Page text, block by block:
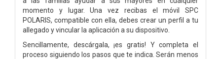
momento y lugar. Una vez recibas el móvil SPC
POLARIS, compatible con ella, debes crear un perfil a tu
allegado y vincular la aplicación a su dispositivo.
Sencillamente, descárgala, ¡es gratis! Y completa el
proceso siguiendo los pasos que te indica. Serán menos